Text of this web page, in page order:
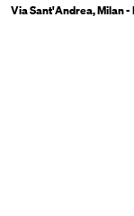
Via Sant'Andrea, Milan -